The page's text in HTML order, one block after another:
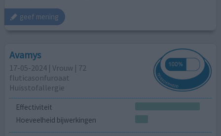
geef mening
Avamys
17-05-2024 | Vrouw | 72
fluticasonfuroaat
Huisstofallergie
Effectiviteit
Hoeveelheid bijwerkingen